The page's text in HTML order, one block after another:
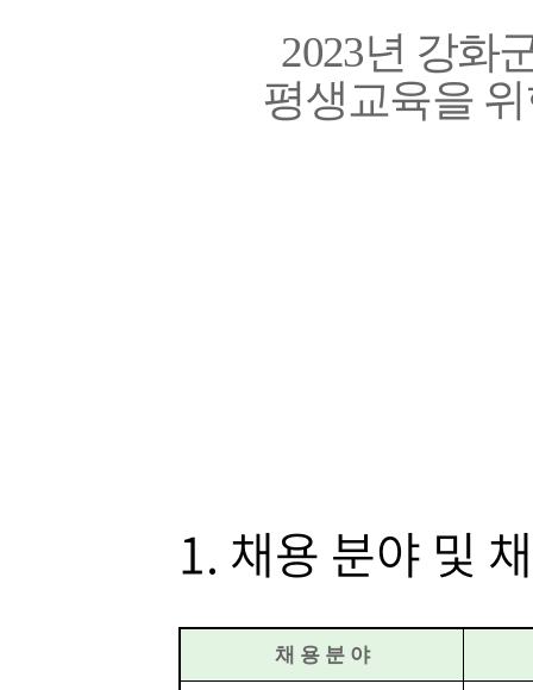
2023년 강화
평생교육을
1. 채용 분야 및
채 용 분 야